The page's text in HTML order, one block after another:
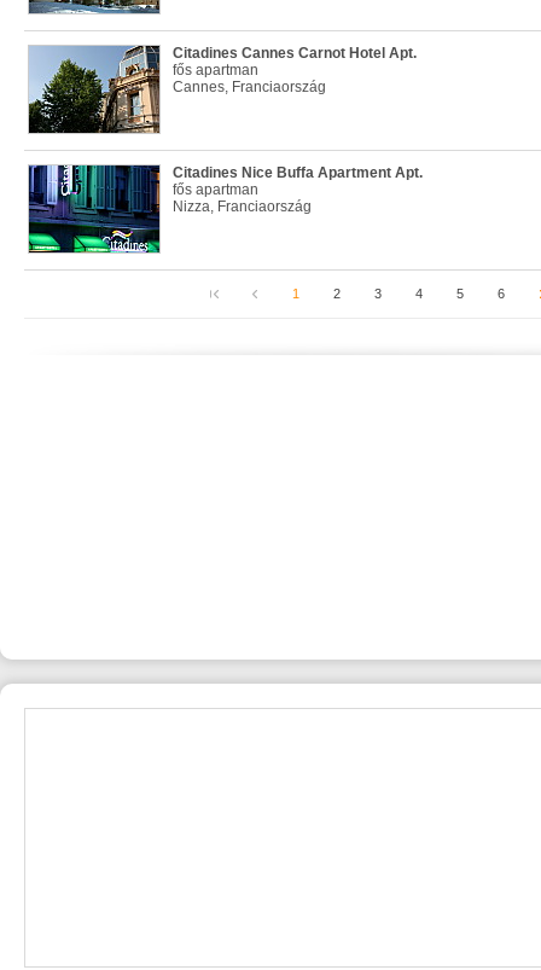
Citadines Cannes Carnot Hotel Apt.
fős apartman
Cannes, Franciaország
Citadines Nice Buffa Apartment Apt.
fős apartman
Nizza, Franciaország
1 2 3 4 5 6